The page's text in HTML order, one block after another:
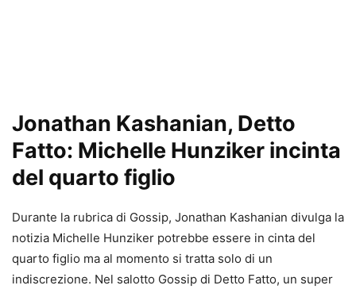
Jonathan Kashanian, Detto
Fatto: Michelle Hunziker incinta
del quarto figlio
Durante la rubrica di Gossip, Jonathan Kashanian divulga la
notizia Michelle Hunziker potrebbe essere in cinta del
quarto figlio ma al momento si tratta solo di un
indiscrezione. Nel salotto Gossip di Detto Fatto, un super